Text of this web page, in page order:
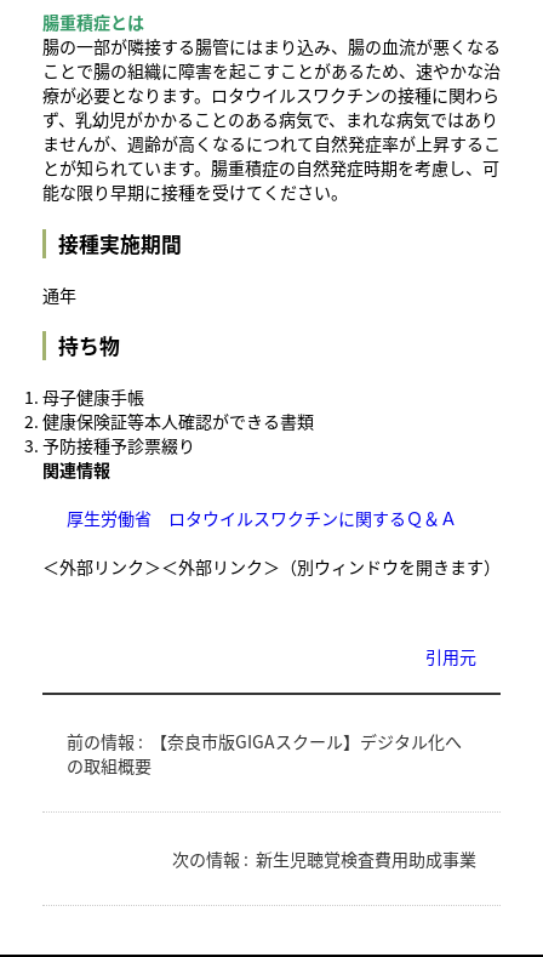
腸重積症とは
腸の一部が隣接する腸管にはまり込み、腸の血流が悪くなる
ことで腸の組織に障害を起こすことがあるため、速やかな治
療が必要となります。ロタウイルスワクチンの接種に関わら
ず、乳幼児がかかることのある病気で、まれな病気ではあり
ませんが、週齢が高くなるにつれて自然発症率が上昇するこ
とが知られています。腸重積症の自然発症時期を考慮し、可
能な限り早期に接種を受けてください。
接種実施期間
通年
持ち物
母子健康手帳
健康保険証等本人確認ができる書類
予防接種予診票綴り
関連情報
厚生労働省 ロタウイルスワクチンに関するＱ＆Ａ
＜外部リンク＞＜外部リンク＞（別ウィンドウを開きます）
引用元
前の情報 :
【奈良市版GIGAスクール】デジタル化へ
の取組概要
次の情報 : 新生児聴覚検査費用助成事業